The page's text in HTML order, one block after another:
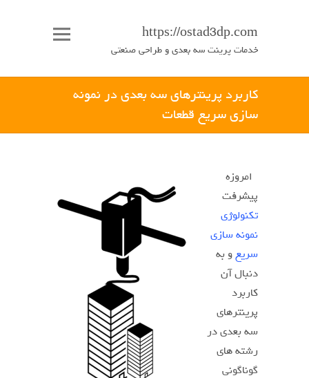
https://ostad3dp.com
خدمات پرینت سه بعدی و طراحی صنعتی
کاربرد پرینترهای سه بعدی در نمونه
سازی سریع قطعات
امروزه
پیشرفت
تکنولوژی
نمونه سازی
سریع و به
دنبال آن
کاربرد
پرینترهای
سه بعدی در
رشته های
گوناگونی